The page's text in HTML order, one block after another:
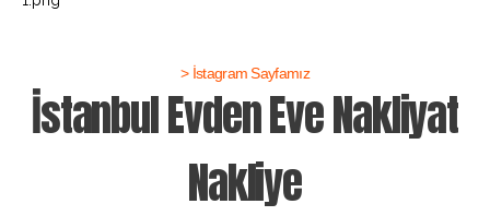
> İstagram Sayfamız
İstanbul Evden Eve Nakliyat
Nakliye